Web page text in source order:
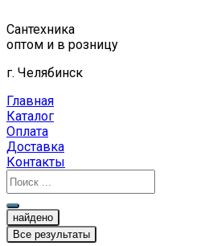
к
содержимому
Сантехника
оптом и в розницу
г. Челябинск
Главная
Каталог
Оплата
Доставка
Контакты
найдено
Все результаты